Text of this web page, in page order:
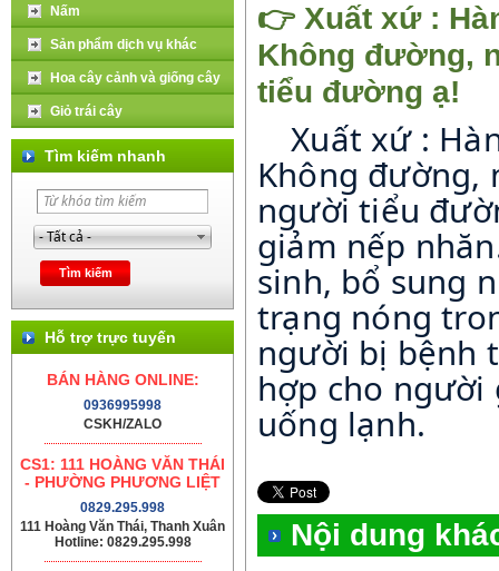
Nấm
Sản phẩm dịch vụ khác
Hoa cây cảnh và giống cây
Giỏ trái cây
Tìm kiếm nhanh
Hỗ trợ trực tuyến
BÁN HÀNG ONLINE:
0936995998
CSKH/ZALO
CS1: 111 HOÀNG VĂN THÁI
- PHƯỜNG PHƯƠNG LIỆT
0829.295.998
111 Hoàng Văn Thái, Thanh Xuân
Hotline: 0829.295.998
👉 Xuất xứ :
Không đường,
tiểu đường ạ!
👉
Xuất xứ :
Không đường,
người tiểu
giảm nếp
sinh, bổ sung
trạng nóng
người bị bệnh
hợp cho
uống lạnh.
Nội dung